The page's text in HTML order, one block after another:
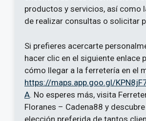
productos y servicios, así como
de realizar consultas o solicitar
Si prefieres acercarte
hacer clic en el siguiente enlace
cómo llegar a la ferretería en el
https://maps.app.goo.gl/
A. No esperes más, visita
Floranes – Cadena88 y
elección preferida de tantos